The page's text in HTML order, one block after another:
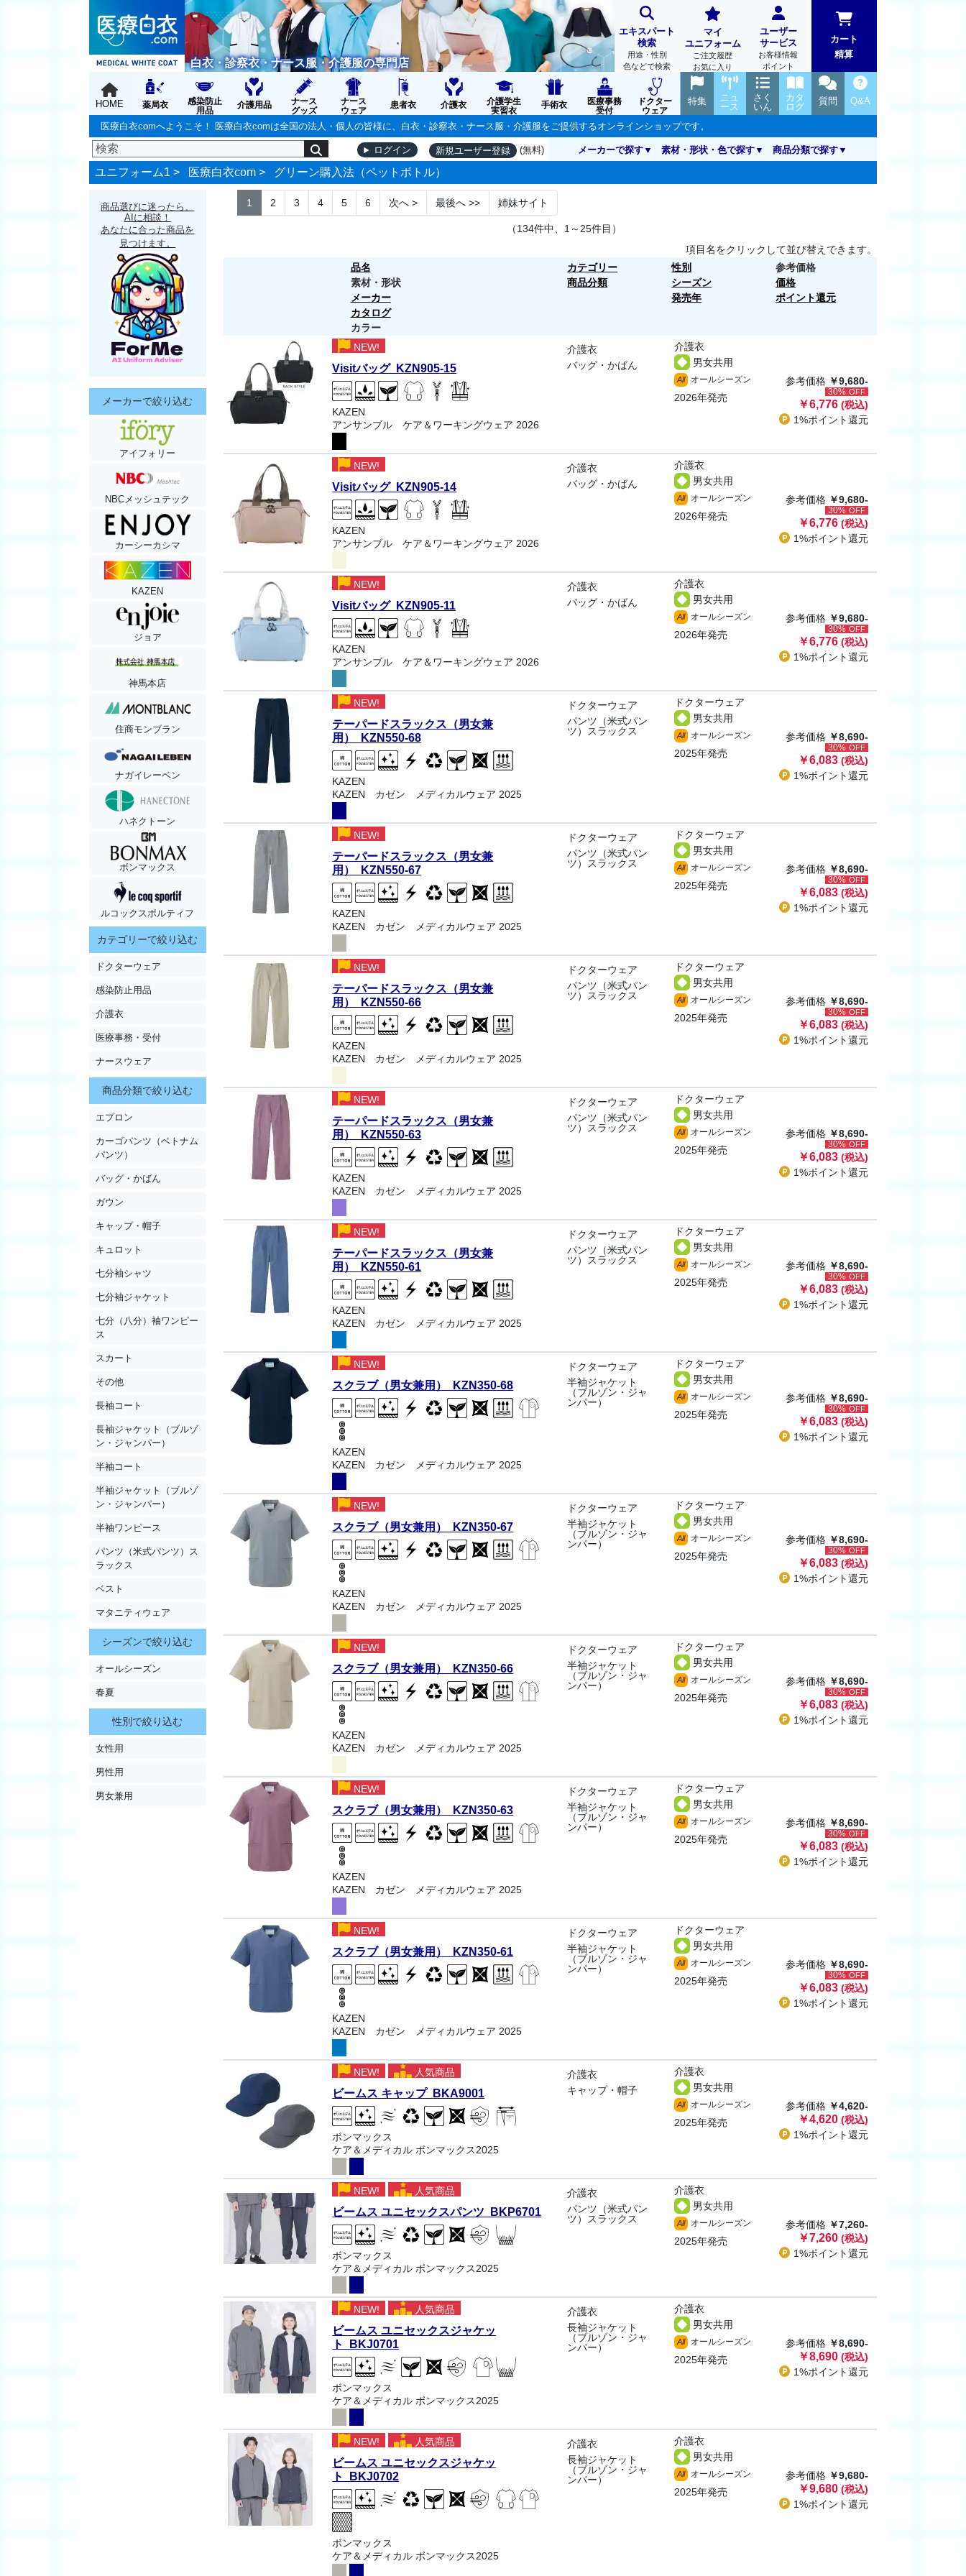
白衣・診察衣・ナース服・介護服の専門店
エキスパート
検索
用途・性別
色などで検索
マイ
ユニフォーム
ご注文履歴
お気に入り
ユーザー
サービス
お客様情報
ポイント
カート
精算
HOME 薬局衣
感染防止
用品
介護用品
ナース
グッズ
ナース
ウェア
患者衣 介護衣
介護学生
実習衣
手術衣
医療事務
受付
ドクター
ウェア
Q&A
質問
カタ
ログ
さく
いん
ニュ
ース
特集
医療白衣comへようこそ！ 医療白衣comは全国の法人・個人の皆様に、白衣・診察衣・ナース服・介護服をご提供するオンラインショップです。
ログイン 新規ユーザー登録 (無料) メーカーで探す 素材・形状・色で探す 商品分類で探す
ユニフォーム1 > 医療白衣com > グリーン購入法（ペットボトル）
商品選びに迷ったら、
AIに相談！
あなたに合った商品を
見つけます。
メーカーで絞り込む
アイフォリー
NBCメッシュテック
カーシーカシマ
KAZEN
ジョア
神馬本店
住商モンブラン
ナガイレーベン
ハネクトーン
ボンマックス
ルコックスポルティフ
カテゴリーで絞り込む
ドクターウェア
感染防止用品
介護衣
医療事務・受付
ナースウェア
商品分類で絞り込む
エプロン
カーゴパンツ（ベトナム
パンツ）
バッグ・かばん
ガウン
キャップ・帽子
キュロット
七分袖シャツ
七分袖ジャケット
七分（八分）袖ワンピー
ス
スカート
その他
長袖コート
長袖ジャケット（ブルゾ
ン・ジャンパー）
半袖コート
半袖ジャケット（ブルゾ
ン・ジャンパー）
半袖ワンピース
パンツ（米式パンツ）ス
ラックス
ベスト
マタニティウェア
シーズンで絞り込む
オールシーズン
春夏
性別で絞り込む
女性用
男性用
男女兼用
1 2 3 4 5 6 次へ> 最後へ>> 姉妹サイト
（134件中、1～25件目）
項目名をクリックして並び替えできます。
品名
素材・形状
メーカー
カタログ
カラー
カテゴリー
商品分類
性別
シーズン
発売年
参考価格
価格
ポイント還元
NEW!
Visitバッグ KZN905-15
KAZEN
アンサンブル ケア＆ワーキングウェア 2026
介護衣
バッグ・かばん
介護衣
男女共用
All オールシーズン
2026年発売
参考価格 ￥9,680-
30% OFF
￥6,776 (税込)
1%ポイント還元
NEW!
Visitバッグ KZN905-14
KAZEN
アンサンブル ケア＆ワーキングウェア 2026
介護衣
バッグ・かばん
介護衣
男女共用
All オールシーズン
2026年発売
参考価格 ￥9,680-
30% OFF
￥6,776 (税込)
1%ポイント還元
NEW!
Visitバッグ KZN905-11
KAZEN
アンサンブル ケア＆ワーキングウェア 2026
介護衣
バッグ・かばん
介護衣
男女共用
All オールシーズン
2026年発売
参考価格 ￥9,680-
30% OFF
￥6,776 (税込)
1%ポイント還元
NEW!
テーパードスラックス（男女兼
用） KZN550-68
KAZEN
KAZEN カゼン メディカルウェア 2025
ドクターウェア
パンツ（米式パン
ツ）スラックス
ドクターウェア
男女共用
All オールシーズン
2025年発売
参考価格 ￥8,690-
30% OFF
￥6,083 (税込)
1%ポイント還元
NEW!
テーパードスラックス（男女兼
用） KZN550-67
KAZEN
KAZEN カゼン メディカルウェア 2025
ドクターウェア
パンツ（米式パン
ツ）スラックス
ドクターウェア
男女共用
All オールシーズン
2025年発売
参考価格 ￥8,690-
30% OFF
￥6,083 (税込)
1%ポイント還元
NEW!
テーパードスラックス（男女兼
用） KZN550-66
KAZEN
KAZEN カゼン メディカルウェア 2025
ドクターウェア
パンツ（米式パン
ツ）スラックス
ドクターウェア
男女共用
All オールシーズン
2025年発売
参考価格 ￥8,690-
30% OFF
￥6,083 (税込)
1%ポイント還元
NEW!
テーパードスラックス（男女兼
用） KZN550-63
KAZEN
KAZEN カゼン メディカルウェア 2025
ドクターウェア
パンツ（米式パン
ツ）スラックス
ドクターウェア
男女共用
All オールシーズン
2025年発売
参考価格 ￥8,690-
30% OFF
￥6,083 (税込)
1%ポイント還元
NEW!
テーパードスラックス（男女兼
用） KZN550-61
KAZEN
KAZEN カゼン メディカルウェア 2025
ドクターウェア
パンツ（米式パン
ツ）スラックス
ドクターウェア
男女共用
All オールシーズン
2025年発売
参考価格 ￥8,690-
30% OFF
￥6,083 (税込)
1%ポイント還元
NEW!
スクラブ（男女兼用） KZN350-68
KAZEN
KAZEN カゼン メディカルウェア 2025
ドクターウェア
半袖ジャケット
（ブルゾン・ジャ
ンパー）
ドクターウェア
男女共用
All オールシーズン
2025年発売
参考価格 ￥8,690-
30% OFF
￥6,083 (税込)
1%ポイント還元
NEW!
スクラブ（男女兼用） KZN350-67
KAZEN
KAZEN カゼン メディカルウェア 2025
ドクターウェア
半袖ジャケット
（ブルゾン・ジャ
ンパー）
ドクターウェア
男女共用
All オールシーズン
2025年発売
参考価格 ￥8,690-
30% OFF
￥6,083 (税込)
1%ポイント還元
NEW!
スクラブ（男女兼用） KZN350-66
KAZEN
KAZEN カゼン メディカルウェア 2025
ドクターウェア
半袖ジャケット
（ブルゾン・ジャ
ンパー）
ドクターウェア
男女共用
All オールシーズン
2025年発売
参考価格 ￥8,690-
30% OFF
￥6,083 (税込)
1%ポイント還元
NEW!
スクラブ（男女兼用） KZN350-63
KAZEN
KAZEN カゼン メディカルウェア 2025
ドクターウェア
半袖ジャケット
（ブルゾン・ジャ
ンパー）
ドクターウェア
男女共用
All オールシーズン
2025年発売
参考価格 ￥8,690-
30% OFF
￥6,083 (税込)
1%ポイント還元
NEW!
スクラブ（男女兼用） KZN350-61
KAZEN
KAZEN カゼン メディカルウェア 2025
ドクターウェア
半袖ジャケット
（ブルゾン・ジャ
ンパー）
ドクターウェア
男女共用
All オールシーズン
2025年発売
参考価格 ￥8,690-
30% OFF
￥6,083 (税込)
1%ポイント還元
NEW! 人気商品
ビームス キャップ BKA9001
ボンマックス
ケア＆メディカル ボンマックス2025
介護衣
キャップ・帽子
介護衣
男女共用
All オールシーズン
2025年発売
参考価格 ￥4,620-
￥4,620 (税込)
1%ポイント還元
NEW! 人気商品
ビームス ユニセックスパンツ BKP6701
ボンマックス
ケア＆メディカル ボンマックス2025
介護衣
パンツ（米式パン
ツ）スラックス
介護衣
男女共用
All オールシーズン
2025年発売
参考価格 ￥7,260-
￥7,260 (税込)
1%ポイント還元
NEW! 人気商品
ビームス ユニセックスジャケッ
ト BKJ0701
ボンマックス
ケア＆メディカル ボンマックス2025
介護衣
長袖ジャケット
（ブルゾン・ジャ
ンパー）
介護衣
男女共用
All オールシーズン
2025年発売
参考価格 ￥8,690-
￥8,690 (税込)
1%ポイント還元
NEW! 人気商品
ビームス ユニセックスジャケッ
ト BKJ0702
ボンマックス
ケア＆メディカル ボンマックス2025
介護衣
長袖ジャケット
（ブルゾン・ジャ
ンパー）
介護衣
男女共用
All オールシーズン
2025年発売
参考価格 ￥9,680-
￥9,680 (税込)
1%ポイント還元